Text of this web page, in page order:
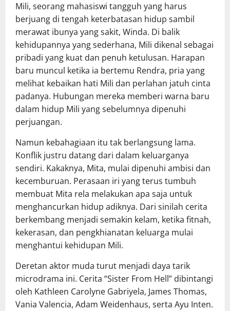
Mili, seorang mahasiswi tangguh yang harus
berjuang di tengah keterbatasan hidup sambil
merawat ibunya yang sakit, Winda. Di balik
kehidupannya yang sederhana, Mili dikenal sebagai
pribadi yang kuat dan penuh ketulusan. Harapan
baru muncul ketika ia bertemu Rendra, pria yang
melihat kebaikan hati Mili dan perlahan jatuh cinta
padanya. Hubungan mereka memberi warna baru
dalam hidup Mili yang sebelumnya dipenuhi
perjuangan.
Namun kebahagiaan itu tak berlangsung lama.
Konflik justru datang dari dalam keluarganya
sendiri. Kakaknya, Mita, mulai dipenuhi ambisi dan
kecemburuan. Perasaan iri yang terus tumbuh
membuat Mita rela melakukan apa saja untuk
menghancurkan hidup adiknya. Dari sinilah cerita
berkembang menjadi semakin kelam, ketika fitnah,
kekerasan, dan pengkhianatan keluarga mulai
menghantui kehidupan Mili.
Deretan aktor muda turut menjadi daya tarik
microdrama ini. Cerita “Sister From Hell” dibintangi
oleh Kathleen Carolyne Gabriyela, James Thomas,
Vania Valencia, Adam Weidenhaus, serta Ayu Inten.